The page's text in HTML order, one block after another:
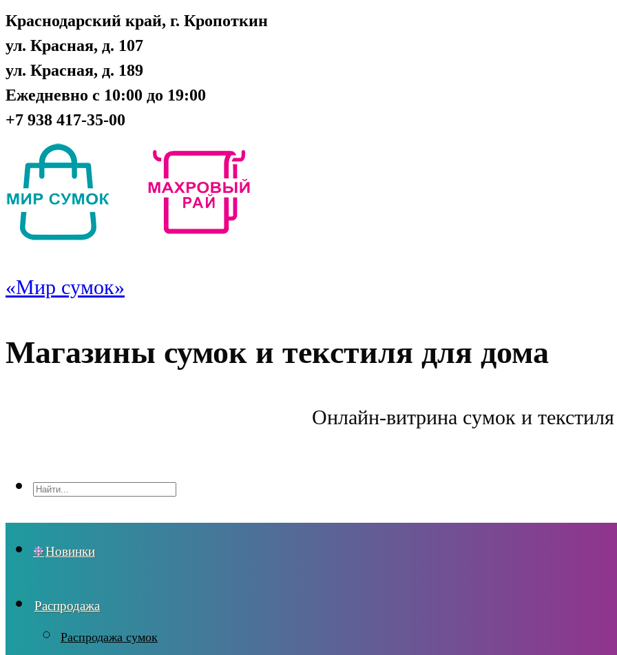
Краснодарский край, г. Кропоткин
ул. Красная, д. 107
ул. Красная, д. 189
Ежедневно с 10:00 до 19:00
+7 938 417-35-00
«Мир сумок»
Магазины сумок и текстиля для дома
Онлайн-витрина сумок и текстиля
Новинки
Распродажа
Распродажа сумок